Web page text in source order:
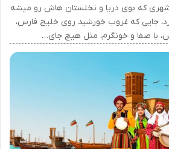
شهری که بوی دریا و نخلستان هاش رو میشه
جایی که غروب خورشید روی خلیج فارس،
با صفا و خونگرم، مثل هیچ جای…